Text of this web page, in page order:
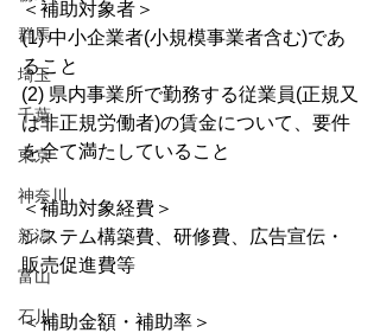
群馬
埼玉
千葉
東京
神奈川
新潟
富山
石川
＜補助対象者＞
(1) 中小企業者(小規模事業者含む)であ
ること
(2) 県内事業所で勤務する従業員(正規又
は非正規労働者)の賃金について、要件
を全て満たしていること
＜補助対象経費＞
システム構築費、研修費、広告宣伝・
販売促進費等
＜補助金額・補助率＞